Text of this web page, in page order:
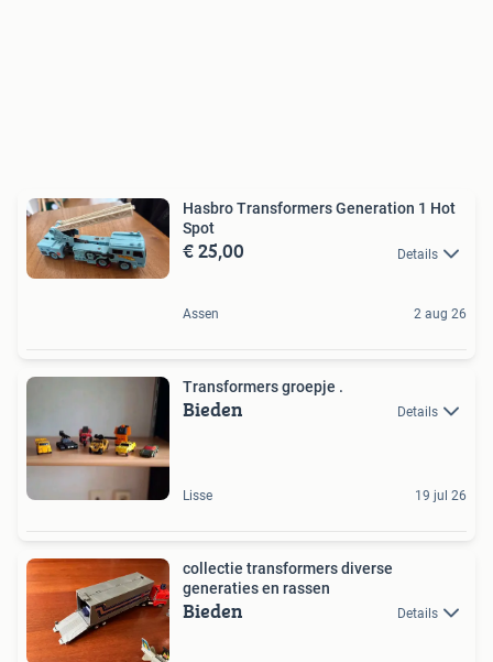
Hasbro Transformers Generation 1 Hot
Spot
€ 25,00 Details
Assen 2 aug 26
Transformers groepje .
Bieden Details
Lisse 19 jul 26
collectie transformers diverse
generaties en rassen
Bieden Details